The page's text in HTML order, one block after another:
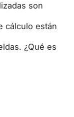
son
cálculo están
¿Qué es